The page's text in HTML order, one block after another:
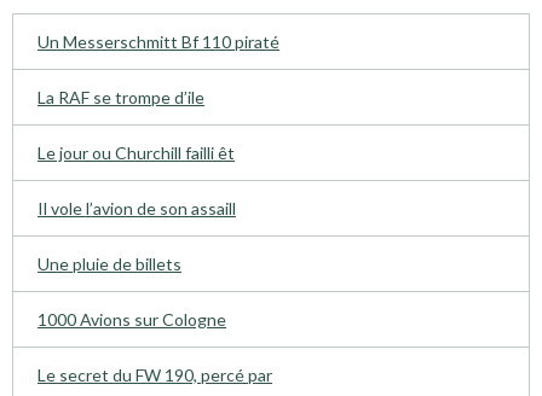
Un Messerschmitt Bf 110 piraté
La RAF se trompe d’ile
Le jour ou Churchill failli êt
Il vole l’avion de son assaill
Une pluie de billets
1000 Avions sur Cologne
Le secret du FW 190, percé par